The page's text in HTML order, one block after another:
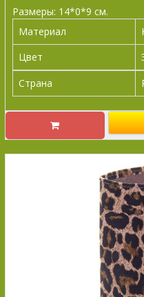
Размеры: 14*0*9 см.
Материал
Цвет
Страна